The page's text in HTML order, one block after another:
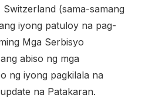
(sama-samang
iyong patuloy na pag-
Mga Serbisyo
abiso ng mga
ng iyong pagkilala na
na Patakaran.